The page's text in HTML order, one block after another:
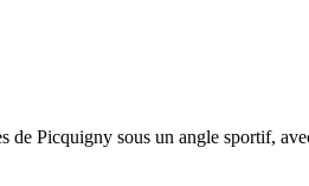
Picquigny sous un angle sportif,